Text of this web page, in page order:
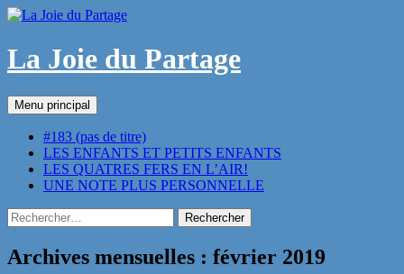
Aller
contenu
La Joie du Partage
Recherche
Menu principal
#183 (pas de titre)
LES ENFANTS ET PETITS ENFANTS
LES QUATRES FERS EN L’AIR!
UNE NOTE PLUS PERSONNELLE
Rechercher :
Archives mensuelles : février 2019